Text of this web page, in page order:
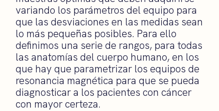
variando los parámetros del equipo para
que las desviaciones en las medidas sean
lo más pequeñas posibles. Para ello
definimos una serie de rangos, para todas
las anatomías del cuerpo humano, en los
que hay que parametrizar los equipos de
resonancia magnética para que se pueda
diagnosticar a los pacientes con cáncer
con mayor certeza.